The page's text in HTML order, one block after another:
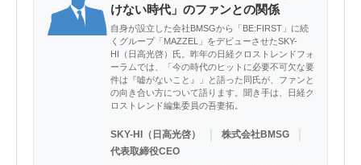
けない時代」のファンとの関係
自身が設立した会社BMSGから「BE:FIRST」に続
くグループ「MAZZEL」をデビューさせたSKY-
HI（日高光啓）氏。昨年の日経クロストレンドフォ
ーラムでは、「今の時代のヒットに必要不可欠な要
件は『嘘がないこと』」と語った同氏が、ファンと
の向き合い方について語ります。聞き手は、日経ク
ロストレンド編集委員の吾妻拓。
SKY-HI（日高光啓） 株式会社BMSG
代表取締役CEO